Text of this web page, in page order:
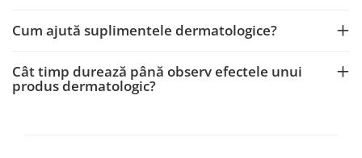
Cum ajută suplimentele dermatologice?
Cât timp durează până observ efectele unui
produs dermatologic?